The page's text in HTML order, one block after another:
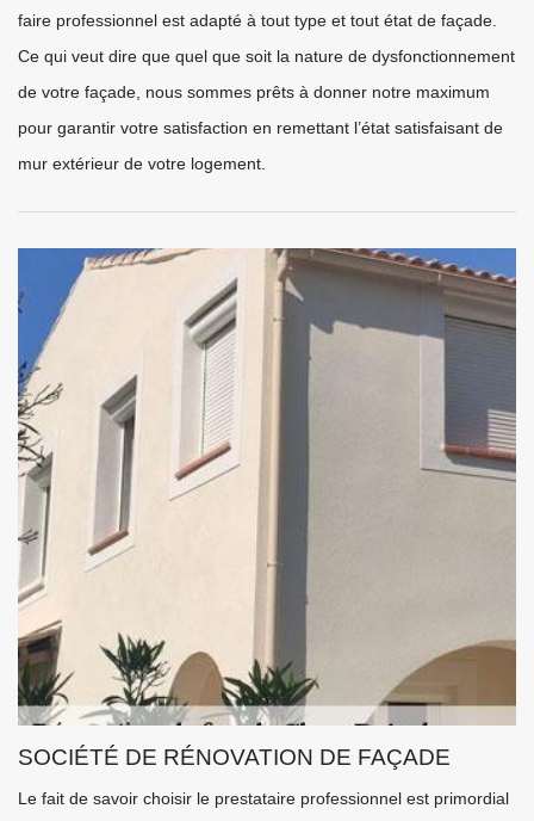
faire professionnel est adapté à tout type et tout état de façade.
Ce qui veut dire que quel que soit la nature de dysfonctionnement
de votre façade, nous sommes prêts à donner notre maximum
pour garantir votre satisfaction en remettant l’état satisfaisant de
mur extérieur de votre logement.
SOCIÉTÉ DE RÉNOVATION DE FAÇADE
Le fait de savoir choisir le prestataire professionnel est primordial